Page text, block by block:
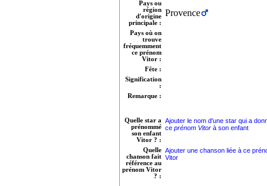
Pays ou
région
d'origine
principale :
Provence
Pays où on
trouve
fréquemment
ce prénom
Vitor :
Fête :
Signification
:
Remarque :
Quelle star a
prénommé
son enfant
Vitor ? :
Ajouter le nom d'une star qui a
ce prénom Vitorà son enfant
Quelle
chanson fait
référence au
prénom Vitor
? :
Ajouter une chanson liée à ce
Vitor